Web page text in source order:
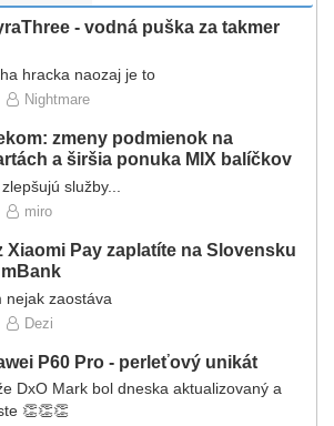
- vodná puška za takmer
hracka naozaj je to
Nightmare
zmeny podmienok na
a širšia ponuka MIX balíčkov
služby...
miro
Xiaomi Pay zaplatíte na Slovensku
nejak zaostáva
Dezi
P60 Pro - perleťový unikát
DxO Mark bol dneska aktualizovaný a
👏👏👏